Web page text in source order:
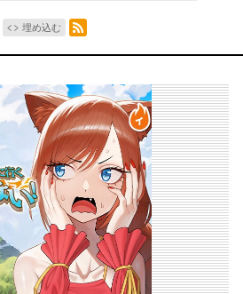
埋め込む
RSSフィード